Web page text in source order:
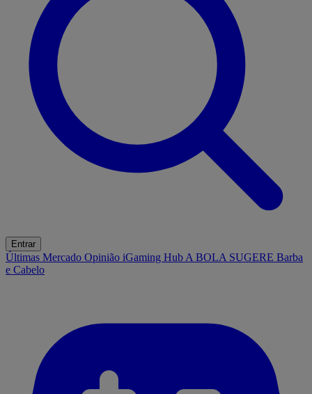
Entrar
Últimas Mercado Opinião iGaming Hub A BOLA SUGERE Barba
e Cabelo